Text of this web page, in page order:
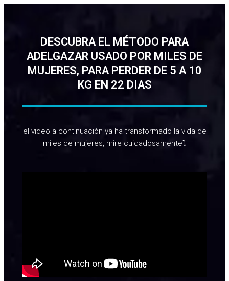
DESCUBRA EL MÉTODO PARA
ADELGAZAR USADO POR MILES DE
MUJERES, PARA PERDER DE 5 A 10
KG EN 22 DIAS
el video a continuación ya ha transformado la vida de
miles de mujeres, mire cuidadosamente⤵